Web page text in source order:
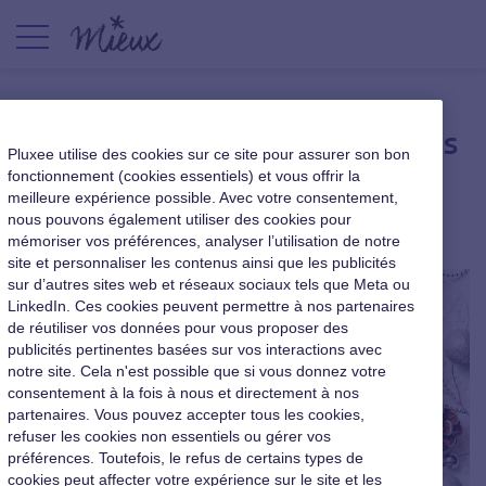
Dotations cadeaux : Noël mais
pas que !
Le cahier du dirigeant |17 novembre 2017
Pluxee utilise des cookies sur ce site pour assurer son bon
fonctionnement (cookies essentiels) et vous offrir la
meilleure expérience possible. Avec votre consentement,
nous pouvons également utiliser des cookies pour
mémoriser vos préférences, analyser l’utilisation de notre
site et personnaliser les contenus ainsi que les publicités
sur d’autres sites web et réseaux sociaux tels que Meta ou
LinkedIn. Ces cookies peuvent permettre à nos partenaires
de réutiliser vos données pour vous proposer des
publicités pertinentes basées sur vos interactions avec
notre site. Cela n'est possible que si vous donnez votre
consentement à la fois à nous et directement à nos
partenaires. Vous pouvez accepter tous les cookies,
refuser les cookies non essentiels ou gérer vos
préférences. Toutefois, le refus de certains types de
cookies peut affecter votre expérience sur le site et les